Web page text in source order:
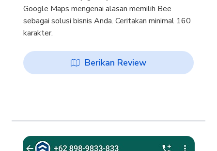
Google Maps mengenai alasan memilih Bee
sebagai solusi bisnis Anda. Ceritakan minimal 160
karakter.
Berikan Review